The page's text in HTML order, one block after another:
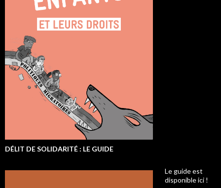
DÉLIT DE SOLIDARITÉ : LE GUIDE
Le guide est
disponible ici !